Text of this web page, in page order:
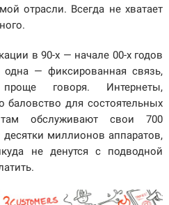
отрасли. Всегда не хватает
в 90-х — начале 00-х годов
одна — фиксированная связь,
говоря. Интернеты,
баловство для состоятельных
обслуживают свои 700
десятки миллионов аппаратов,
не денутся с подводной